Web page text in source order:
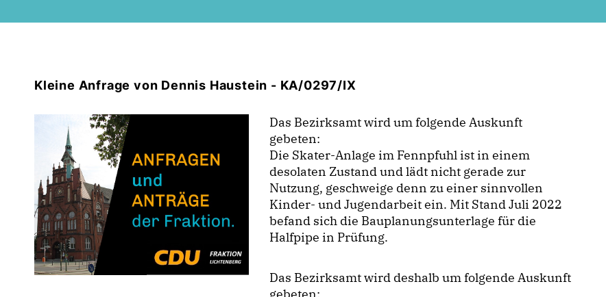
Kleine Anfrage von Dennis Haustein - KA/0297/IX
Das Bezirksamt wird um folgende Auskunft
gebeten:
Die Skater-Anlage im Fennpfuhl ist in einem
desolaten Zustand und lädt nicht gerade zur
Nutzung, geschweige denn zu einer sinnvollen
Kinder- und Jugendarbeit ein. Mit Stand Juli 2022
befand sich die Bauplanungsunterlage für die
Halfpipe in Prüfung.
Das Bezirksamt wird deshalb um folgende Auskunft